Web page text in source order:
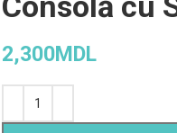
2,300MDL
Alternative: